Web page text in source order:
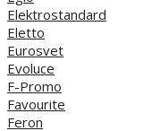
Elektrostandard
Eletto
Eurosvet
Evoluce
F-Promo
Favourite
Feron